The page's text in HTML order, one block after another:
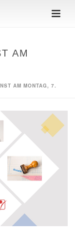
AM
AM MONTAG, 7.